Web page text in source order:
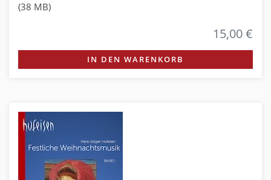
(38 MB)
15,00 €
IN DEN WARENKORB